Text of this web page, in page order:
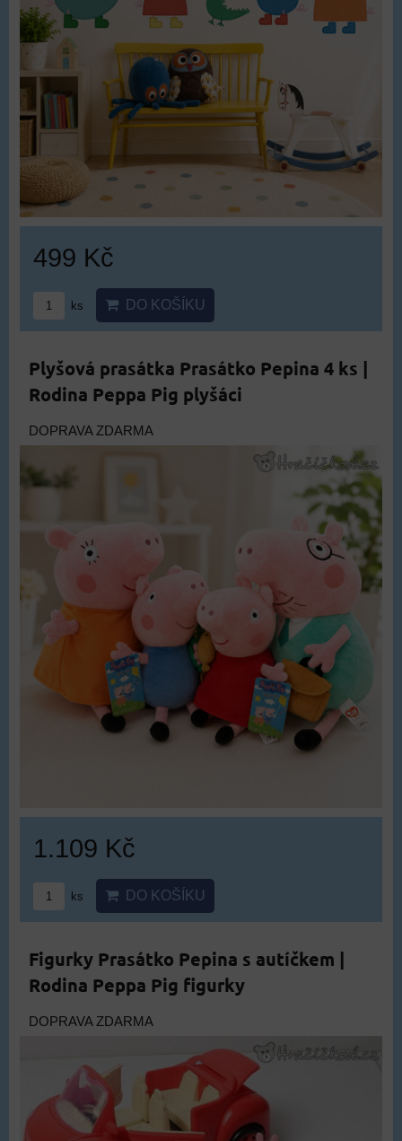
499 Kč
ks DO KOŠÍKU
Plyšová prasátka Prasátko Pepina 4 ks |
Rodina Peppa Pig plyšáci
DOPRAVA ZDARMA
1.109 Kč
ks DO KOŠÍKU
Figurky Prasátko Pepina s autíčkem |
Rodina Peppa Pig figurky
DOPRAVA ZDARMA